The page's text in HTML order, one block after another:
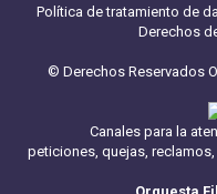
Política de tratamiento de
Derechos
© Derechos Reservados
Canales para la
peticiones, quejas,